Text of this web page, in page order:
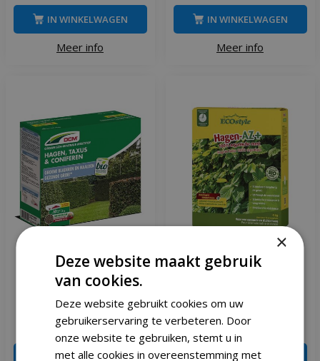
Meer info
IN WINKELWAGEN
Meer info
IN WINKELWAGEN
DCM hagen & taxus &
coniferen mest 3 kg
€17,49
IN WINKELWAGEN
Ecostyle Hagen-az 4 kg
€18,99 €
IN WINKELWAGEN
×
Deze website maakt gebruik
van cookies.
Deze website gebruikt cookies om uw
gebruikerservaring te verbeteren. Door
onze website te gebruiken, stemt u in
met alle cookies in overeenstemming met